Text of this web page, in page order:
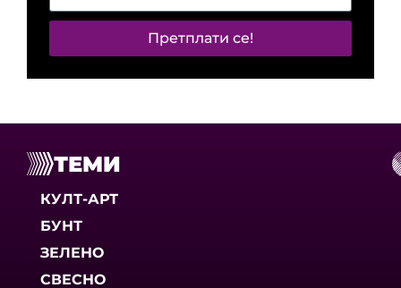
Претплати се!
ТЕМИ
КУЛТ-АРТ
БУНТ
ЗЕЛЕНО
СВЕСНО